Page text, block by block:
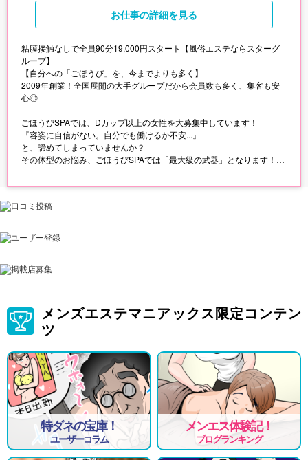
お仕事の詳細を見る
粘膜接触なしで全員90分19,000円スタート【風俗エステならスターグ
ループ】
【自分への「ごほうび」を、今までよりも多く】
2009年創業！全国展開の大手グループだから会員数も多く、集客も安
心◎
ごほうびSPAでは、Dカップ以上の女性を大募集中しています！
『容姿に自信がない。自分でも働けるか不安...』
と、諦めてしまっていませんか？
その体型のお悩み、ごほうびSPAでは「最大級の武器」となります！
す。
また、ごほうびSPAでは基本プレイに"キス,フェラ,全裸"がなしなので、
粘膜接触がないから、心も体も負担を少なくお仕事をしていただけます
さらに、業界最高水準のお給料！
「やわらかボディ」があなたの最大の魅力となるようにお手伝いさせて
ください！
☆今だけの充実した特典もあり☆
面接交通費2,000円支給！
まずは、お気軽にお問い合わせください！
メンズエステマニアックス限定コンテン
ツ
特ダネの宝庫！
ユーザーコラム
メンエス体験記！
ブログランキング